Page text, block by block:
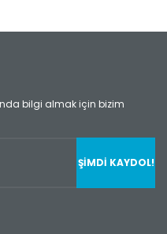
bilgi almak için bizim
ŞİMDİ KAYDOL!